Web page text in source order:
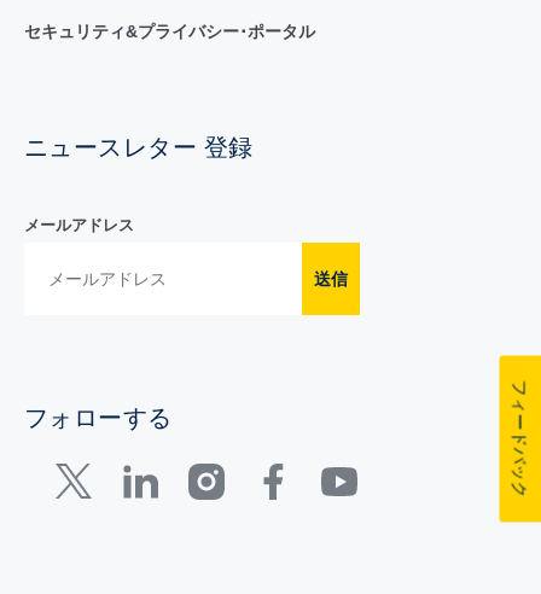
セキュリティ&プライバシー･ポータル
ニュースレター 登録
メールアドレス
送信
フォローする フィードバック